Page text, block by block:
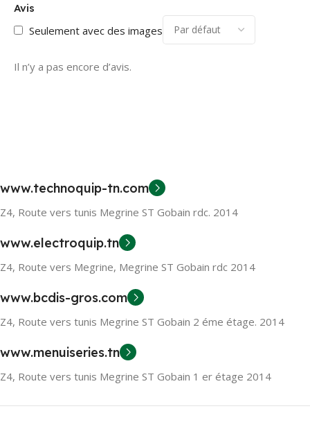
Avis
Seulement avec des images
Il n’y a pas encore d’avis.
www.technoquip-tn.com
Z4, Route vers tunis Megrine ST Gobain rdc. 2014
www.electroquip.tn
Z4, Route vers Megrine, Megrine ST Gobain rdc 2014
www.bcdis-gros.com
Z4, Route vers tunis Megrine ST Gobain 2 éme étage. 2014
www.menuiseries.tn
Z4, Route vers tunis Megrine ST Gobain 1 er étage 2014